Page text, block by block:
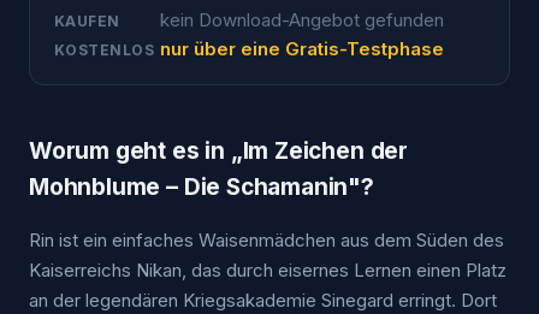
KAUFEN kein Download-Angebot gefunden
KOSTENLOS nur über eine Gratis-Testphase
Worum geht es in „Im Zeichen der
Mohnblume – Die Schamanin"?
Rin ist ein einfaches Waisenmädchen aus dem Süden des
Kaiserreichs Nikan, das durch eisernes Lernen einen Platz
an der legendären Kriegsakademie Sinegard erringt. Dort